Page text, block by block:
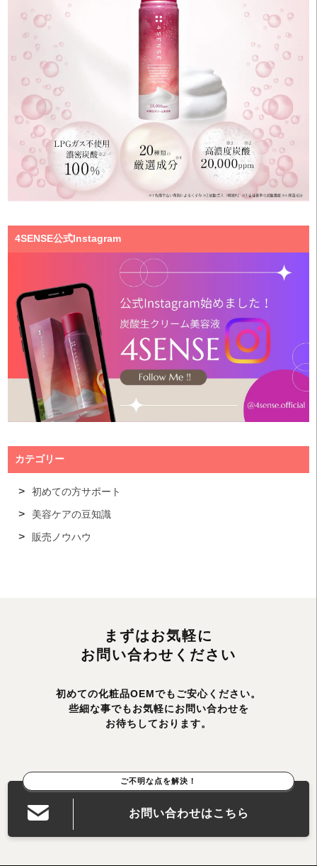
4SENSE公式Instagram
カテゴリー
初めての方サポート
美容ケアの豆知識
販売ノウハウ
まずはお気軽に
お問い合わせください
初めての化粧品OEMでもご安心ください。
些細な事でもお気軽にお問い合わせを
お待ちしております。
ご不明な点を解決！
お問い合わせはこちら